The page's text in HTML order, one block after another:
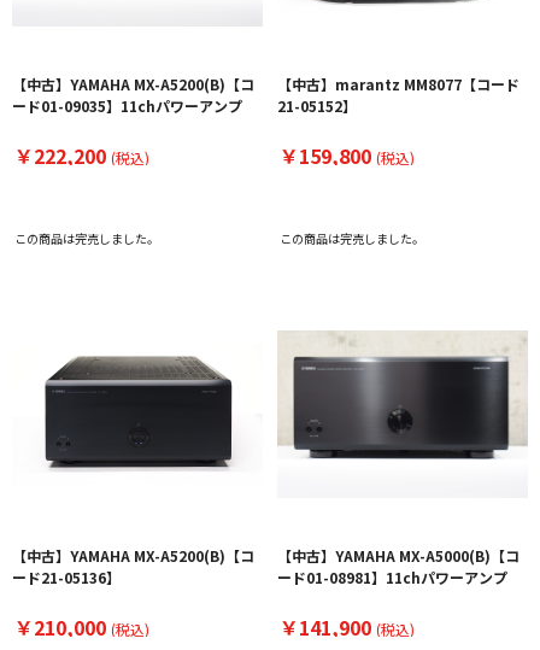
【中古】YAMAHA MX-A5200(B)【コ
ード01-09035】11chパワーアンプ
￥222,200 (税込)
この商品は完売しました。
【中古】marantz MM8077【コード
21-05152】
￥159,800 (税込)
この商品は完売しました。
【中古】YAMAHA MX-A5200(B)【コ
ード21-05136】
￥210,000 (税込)
【中古】YAMAHA MX-A5000(B)【コ
ード01-08981】11chパワーアンプ
￥141,900 (税込)